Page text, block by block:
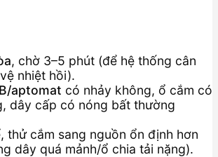
, chờ 3–5 phút (để hệ thống cân
nhiệt hồi).
aptomat có nhảy không, ổ cắm có
dây cấp có nóng bất thường
thử cắm sang nguồn ổn định hơn
dây quá mảnh/ổ chia tải nặng).